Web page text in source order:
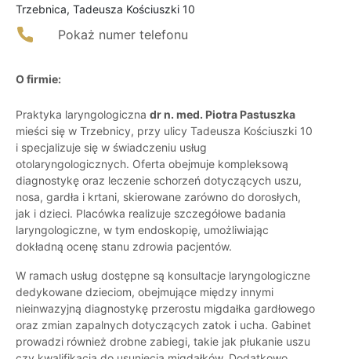
Trzebnica, Tadeusza Kościuszki 10
Pokaż numer telefonu
O firmie:
Praktyka laryngologiczna dr n. med. Piotra Pastuszka
mieści się w Trzebnicy, przy ulicy Tadeusza Kościuszki 10
i specjalizuje się w świadczeniu usług
otolaryngologicznych. Oferta obejmuje kompleksową
diagnostykę oraz leczenie schorzeń dotyczących uszu,
nosa, gardła i krtani, skierowane zarówno do dorosłych,
jak i dzieci. Placówka realizuje szczegółowe badania
laryngologiczne, w tym endoskopię, umożliwiając
dokładną ocenę stanu zdrowia pacjentów.
W ramach usług dostępne są konsultacje laryngologiczne
dedykowane dzieciom, obejmujące między innymi
nieinwazyjną diagnostykę przerostu migdałka gardłowego
oraz zmian zapalnych dotyczących zatok i ucha. Gabinet
prowadzi również drobne zabiegi, takie jak płukanie uszu